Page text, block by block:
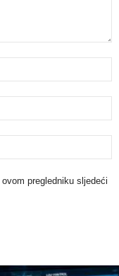
pregledniku sljedeći